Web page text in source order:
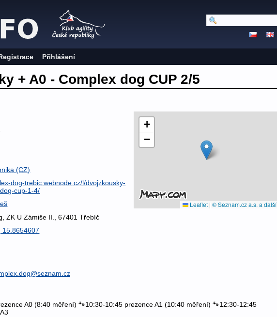
Přihlášení
+ A0 - Complex dog CUP 2/5
(CZ)
dog-trebic.webnode.cz/l/dvojzkousky-
cup-1-4/
ZK U Zámiše II., 67401 Třebíč
15.8654607
+
−
Leaflet | © Seznam.cz a.s. a další
A0 (8:40 měření) 🐾10:30-10:45 prezence A1 (10:40 měření) 🐾12:30-12:45